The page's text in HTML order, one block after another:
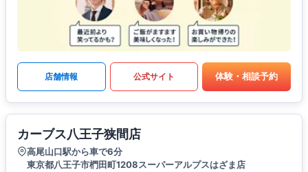
店舗情報 公式サイト 体験・相談予約
カーブス八王子狭間店
高尾山口駅から車で6分
東京都八王子市椚田町1208スーパーアルプスはざま店